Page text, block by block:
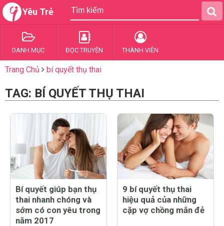
Yêu Trẻ
DANH MỤC ĐỌC TRUYỆN THÀNH VIÊN
Trang Chủ bí quyết thụ thai
TAG: BÍ QUYẾT THỤ THAI
Bí quyết giúp bạn thụ
thai nhanh chóng và
sớm có con yêu trong
năm 2017
9 bí quyết thụ thai
hiệu quả của những
cặp vợ chồng mắn đẻ